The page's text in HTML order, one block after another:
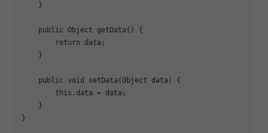
    }
public Object getData ()
{
return data;
    }
public void setData (Object data)
{
this .data = data;
    }